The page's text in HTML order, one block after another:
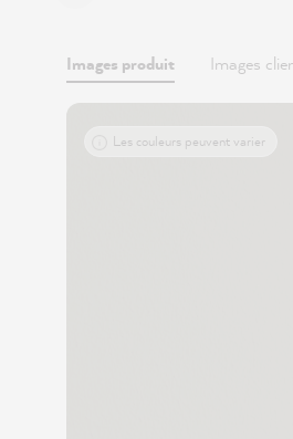
Images produit Images
Les couleurs peuvent varier